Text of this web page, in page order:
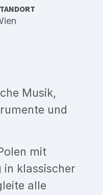
Musik,
und
mit
klassischer
alle